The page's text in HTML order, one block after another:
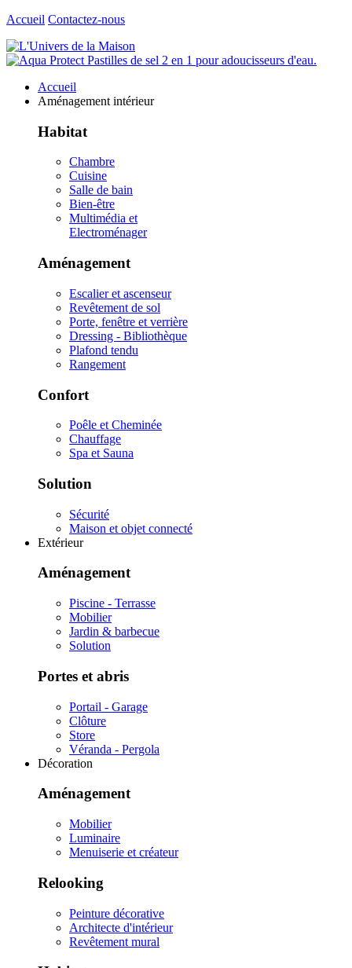
Accueil Contactez-nous
Accueil
Aménagement intérieur
Habitat
Chambre
Cuisine
Salle de bain
Bien-être
Multimédia et
Electroménager
Aménagement
Escalier et ascenseur
Revêtement de sol
Porte, fenêtre et verrière
Dressing - Bibliothèque
Plafond tendu
Rangement
Confort
Poêle et Cheminée
Chauffage
Spa et Sauna
Solution
Sécurité
Maison et objet connecté
Extérieur
Aménagement
Piscine - Terrasse
Mobilier
Jardin & barbecue
Solution
Portes et abris
Portail - Garage
Clôture
Store
Véranda - Pergola
Décoration
Aménagement
Mobilier
Luminaire
Menuiserie et créateur
Relooking
Peinture décorative
Architecte d'intérieur
Revêtement mural